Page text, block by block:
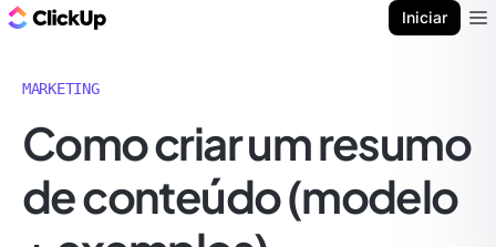
Iniciar
MARKETING
Como criar um resumo
de conteúdo (modelo